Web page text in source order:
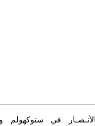
في ستوكهولم